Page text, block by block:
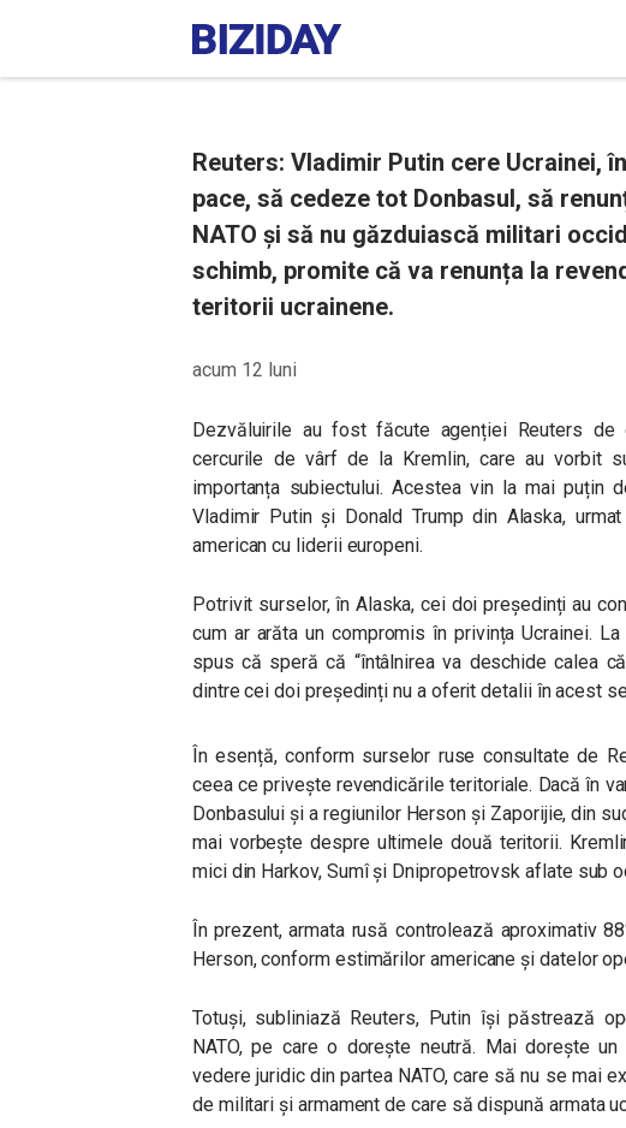
Reuters: Vladimir Putin cere Ucrainei,
pace, să cedeze tot Donbasul, să
NATO și să nu găzduiască militari
schimb, promite că va renunța la
teritorii ucrainene.
acum 12 luni
Dezvăluirile au fost făcute agenției Reuters
cercurile de vârf de la Kremlin, care au vorbit
importanța subiectului. Acestea vin la mai puțin
Vladimir Putin și Donald Trump din Alaska,
american cu liderii europeni.
Potrivit surselor, în Alaska, cei doi președinți au
cum ar arăta un compromis în privința Ucrainei.
spus că speră că “întâlnirea va deschide calea
dintre cei doi președinți nu a oferit detalii în acest
În esență, conform surselor ruse consultate de
ceea ce privește revendicările teritoriale. Dacă în
Donbasului și a regiunilor Herson și Zaporijie, din
mai vorbește despre ultimele două teritorii.
mici din Harkov, Sumî și Dnipropetrovsk aflate sub
În prezent, armata rusă controlează aproximativ
Herson, conform estimărilor americane și datelor
Totuși, subliniază Reuters, Putin își păstrează
NATO, pe care o dorește neutră. Mai dorește
vedere juridic din partea NATO, care să nu se mai
de militari și armament de care să dispună armata